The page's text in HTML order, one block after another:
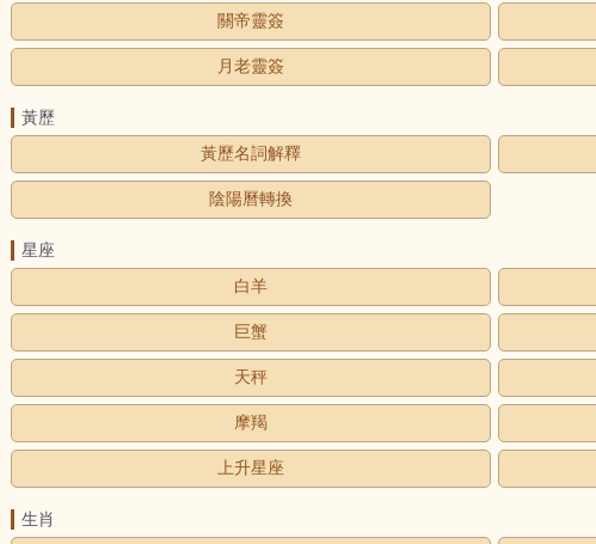
關帝靈簽
月老靈簽
黃歷
黃歷名詞解釋
陰陽曆轉換
星座
白羊
巨蟹
天秤
摩羯
上升星座
生肖